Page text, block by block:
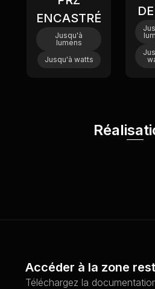
ENCASTRÉ
Jusqu'à
lumens
Jusqu'à watts
Accéder à la zone
Téléchargez la